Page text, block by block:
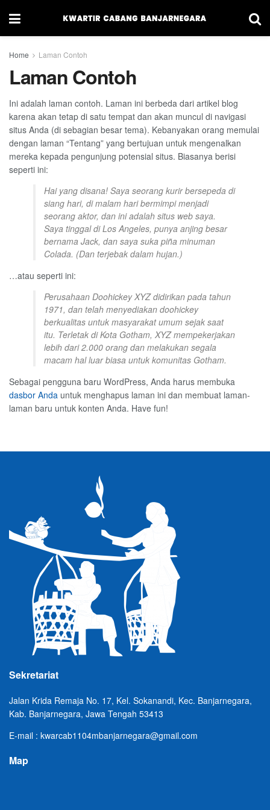
Home Laman Contoh
Laman Contoh
Ini adalah laman contoh. Laman ini berbeda dari artikel blog
karena akan tetap di satu tempat dan akan muncul di navigasi
situs Anda (di sebagian besar tema). Kebanyakan orang memulai
dengan laman “Tentang” yang bertujuan untuk mengenalkan
mereka kepada pengunjung potensial situs. Biasanya berisi
seperti ini:
Hai yang disana! Saya seorang kurir bersepeda di
siang hari, di malam hari bermimpi menjadi
seorang aktor, dan ini adalah situs web saya.
Saya tinggal di Los Angeles, punya anjing besar
bernama Jack, dan saya suka piña minuman
Colada. (Dan terjebak dalam hujan.)
…atau seperti ini:
Perusahaan Doohickey XYZ didirikan pada tahun
1971, dan telah menyediakan doohickey
berkualitas untuk masyarakat umum sejak saat
itu. Terletak di Kota Gotham, XYZ mempekerjakan
lebih dari 2.000 orang dan melakukan segala
macam hal luar biasa untuk komunitas Gotham.
Sebagai pengguna baru WordPress, Anda harus membuka
dasbor Anda untuk menghapus laman ini dan membuat laman-
laman baru untuk konten Anda. Have fun!
Sekretariat
Jalan Krida Remaja No. 17, Kel. Sokanandi, Kec. Banjarnegara,
Kab. Banjarnegara, Jawa Tengah 53413
E-mail : kwarcab1104mbanjarnegara@gmail.com
Map